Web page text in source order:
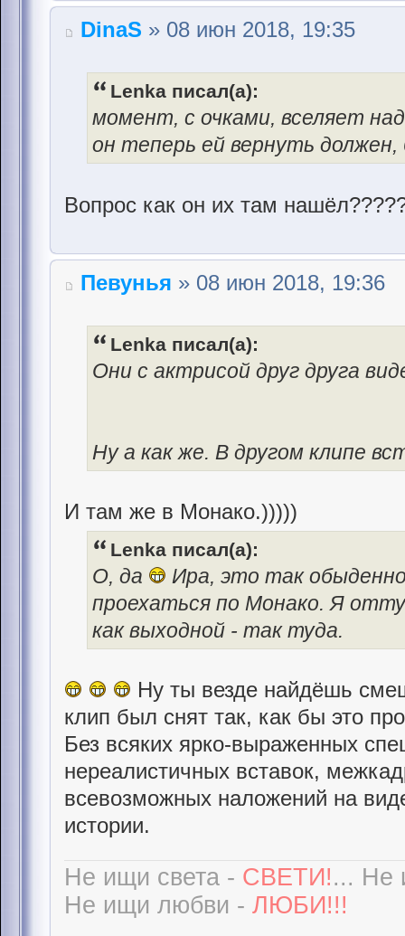
DinaS » 08 июн 2018, 19:35
Lenka писал(а):
момент, с очками, вселяет
он теперь ей вернуть
Вопрос как он их там
Певунья » 08 июн 2018, 19:36
Lenka писал(а):
Они с актрисой друг друга
Ну а как же. В другом клипе
И там же в Монако.)))))
Lenka писал(а):
О, да
Ира, это так
проехаться по Монако. Я
как выходной - так туда.
Ну ты везде найдёшь
клип был снят так, как бы это
Без всяких ярко-выраженных
нереалистичных вставок,
всевозможных наложений на
истории.
Не ищи света - СВЕТИ!... Не
Не ищи любви - ЛЮБИ!!!